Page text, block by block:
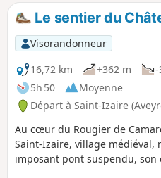
superbe panorama sur la
Dourdou. Parcours également
praticable en VTT.
Le sentier du
Visorandonneur
16,72 km
+362 m
-
5h 50
Moyenne
Départ à Saint-Izaire
Au cœur du Rougier de
Saint-Izaire, village médiéval,
imposant pont suspendu,